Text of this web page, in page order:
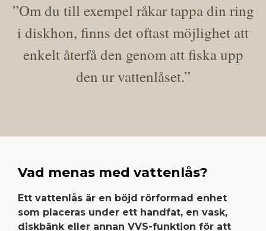
”Om du till exempel råkar tappa din ring
i diskhon, finns det oftast möjlighet att
enkelt återfå den genom att fiska upp
den ur vattenlåset.”
Vad menas med vattenlås?
Ett vattenlås är en böjd rörformad enhet
som placeras under ett handfat, en vask,
diskbänk eller annan VVS-funktion för att